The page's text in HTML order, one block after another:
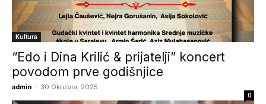
Kultura
“Edo i Dina Krilić & prijatelji” koncert
povodom prve godišnjice
admin - 30 Oktobra, 2025
0